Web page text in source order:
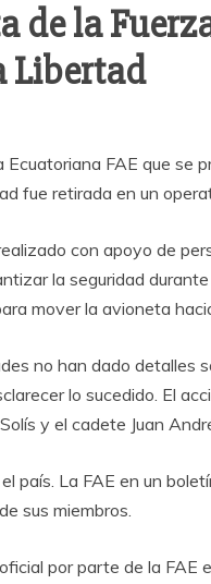
de la
Libertad
FAE que se
fue retirada en un
con apoyo de
la seguridad
mover la avioneta
no han dado detalles
lo sucedido. El
y el cadete Juan
país. La FAE en un
sus miembros.
por parte de la FAE